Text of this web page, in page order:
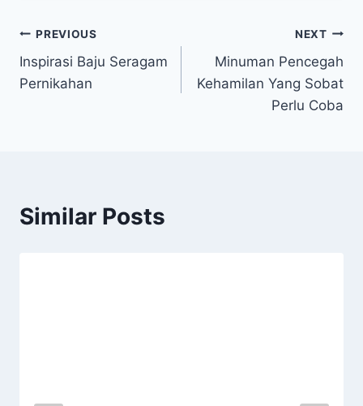
Post
navigation
PREVIOUS
Inspirasi Baju Seragam
Pernikahan
NEXT
Minuman Pencegah
Kehamilan Yang Sobat
Perlu Coba
Similar Posts